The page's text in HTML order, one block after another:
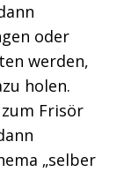
oder
werden,
holen.
Frisör
„selber